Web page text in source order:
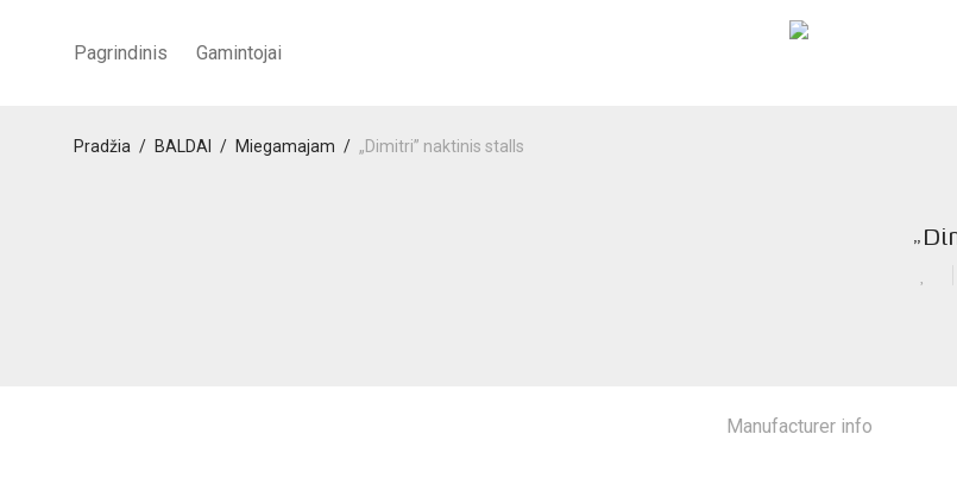
Pagrindinis Gamintojai
Pradžia / BALDAI / Miegamajam / „Dimitri” naktinis stalls
Manufacturer info